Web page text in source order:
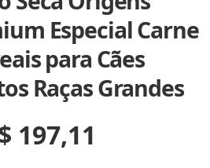
Especial Carne
para Cães
Raças Grandes
197,11